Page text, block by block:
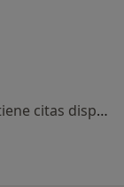
Ningún profesional de este centro tiene citas disponibles